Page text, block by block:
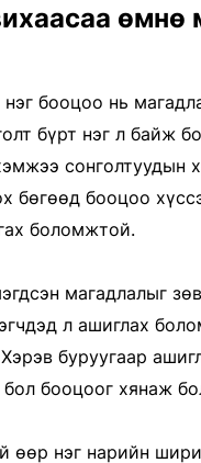
өмнө
бооцоо нь
бүрт нэг л байж
сонголтуудын
бөгөөд бооцоо
боломжтой.
магадлалыг
л ашиглах
буруугаар
бооцоог хянаж
өөр нэг нарийн